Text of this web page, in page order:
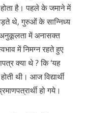
होता है। पहले के जमाने में
पड़ते थे, गुरुओं के सान्निध्य
में अनासक्त
में निमग्न रहते हुए
क्या थे ? कि ‘यह
थी। आज विद्यार्थी
हो गये।